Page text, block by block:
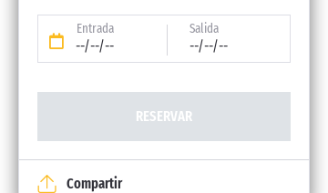
Entrada
--/--/--
Salida
--/--/--
RESERVAR
Compartir